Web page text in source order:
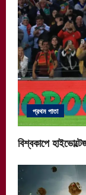
প্রথম পাতা
বিশ্বকাপে